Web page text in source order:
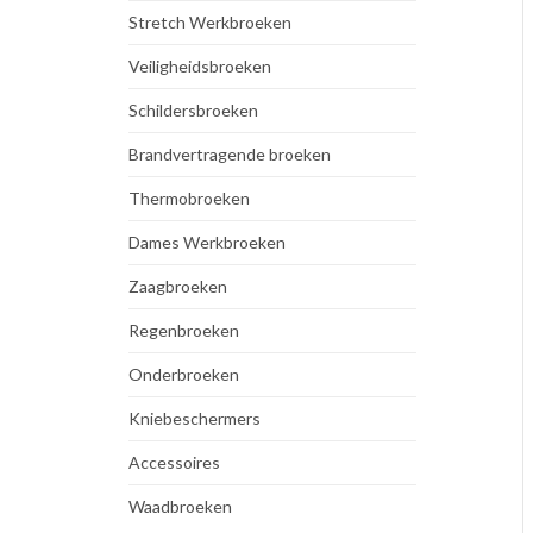
Stretch Werkbroeken
Veiligheidsbroeken
Schildersbroeken
Brandvertragende broeken
Thermobroeken
Dames Werkbroeken
Zaagbroeken
Regenbroeken
Onderbroeken
Kniebeschermers
Accessoires
Waadbroeken